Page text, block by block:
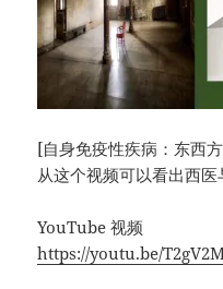
[自身免疫性疾病：东西
从这个视频可以看出西医
YouTube 视频
https://youtu.be/